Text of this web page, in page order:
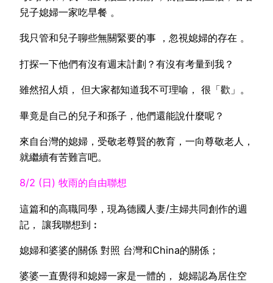
兒子媳婦一家吃早餐 。
我只管和兒子聊些無關緊要的事 ，忽視媳婦的存在 。
打探一下他們有沒有週末計劃？有沒有考量到我？
雖然招人煩， 但大家都知道我不可理喻， 很「歡」。
畢竟是自己的兒子和孫子，他們還能說什麼呢？
來自台灣的媳婦，受敬老尊賢的教育，一向尊敬老人，
就繼續有苦難言吧。
8/2 (日) 牧雨的自由聯想
這篇和的高職同學，現為德國人妻/主婦共同創作的週
記， 讓我聯想到︰
媳婦和婆婆的關係 對照 台灣和China的關係；
婆婆一直覺得和媳婦一家是一體的， 媳婦認為居住空